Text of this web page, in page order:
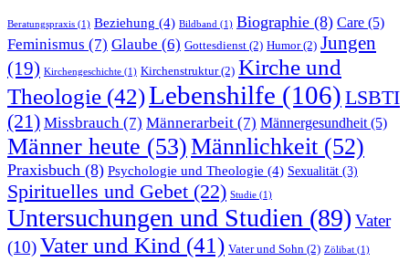
Beratungspraxis (1) Beziehung (4) Bildband (1) Biographie (8) Care (5)
Feminismus (7) Glaube (6) Gottesdienst (2) Humor(2) Jungen
(19) Kirchengeschichte (1) Kirchenstruktur(2) Kirche und
Theologie (42)Lebenshilfe (106) LSBTI
(21) Missbrauch (7) Männerarbeit (7) Männergesundheit (5)
Männer heute (53)Männlichkeit (52)
Praxisbuch (8) Psychologie und Theologie (4) Sexualität (3)
Spirituelles und Gebet (22) Studie (1)
Untersuchungen und Studien (89) Vater
(10)Vater und Kind (41) Vater und Sohn (2) Zölibat (1)